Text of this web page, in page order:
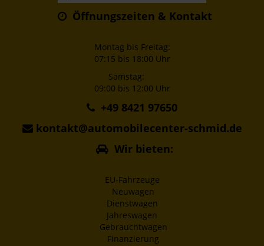
Öffnungszeiten & Kontakt
Montag bis Freitag:
07:15 bis 18:00 Uhr
Samstag:
09:00 bis 12:00 Uhr
+49 8421 97650
kontakt@automobilecenter-schmid.de
Wir bieten:
EU-Fahrzeuge
Neuwagen
Dienstwagen
Jahreswagen
Gebrauchtwagen
Finanzierung